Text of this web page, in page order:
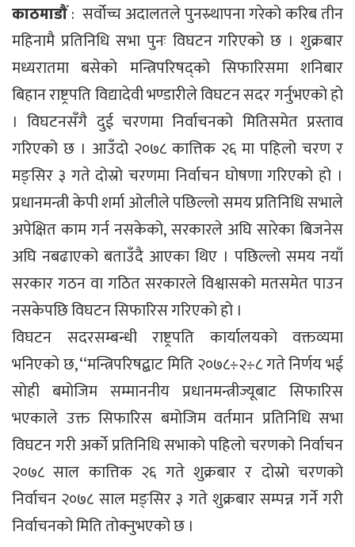
काठमाडौँ: सर्वोच्च अदालतले पुनस्र्थापना गरेको करिब तीन
महिनामै प्रतिनिधि सभा पुनः विघटन गरिएको छ । शुक्रबार
मध्यरातमा बसेको मन्त्रिपरिषद्को सिफारिसमा शनिबार
बिहान राष्ट्रपति विद्यादेवी भण्डारीले विघटन सदर गर्नुभएको हो
। विघटनसँगै दुई चरणमा निर्वाचनको मितिसमेत प्रस्ताव
गरिएको छ । आउँदो २०७८ कात्तिक २६ मा पहिलो चरण र
मङ्सिर ३ गते दोस्रो चरणमा निर्वाचन घोषणा गरिएको हो ।
प्रधानमन्त्री केपी शर्मा ओलीले पछिल्लो समय प्रतिनिधि सभाले
अपेक्षित काम गर्न नसकेको, सरकारले अघि सारेका बिजनेस
अघि नबढाएको बताउँदै आएका थिए । पछिल्लो समय नयाँ
सरकार गठन वा गठित सरकारले विश्वासको मतसमेत पाउन
नसकेपछि विघटन सिफारिस गरिएको हो ।
विघटन सदरसम्बन्धी राष्ट्रपति कार्यालयको वक्तव्यमा
भनिएको छ, ‘‘मन्त्रिपरिषद्बाट मिति २०७८÷२÷८ गते निर्णय भई
सोही बमोजिम सम्माननीय प्रधानमन्त्रीज्यूबाट सिफारिस
भएकाले उक्त सिफारिस बमोजिम वर्तमान प्रतिनिधि सभा
विघटन गरी अर्को प्रतिनिधि सभाको पहिलो चरणको निर्वाचन
२०७८ साल कात्तिक २६ गते शुक्रबार र दोस्रो चरणको
निर्वाचन २०७८ साल मङ्सिर ३ गते शुक्रबार सम्पन्न गर्ने गरी
निर्वाचनको मिति तोक्नुभएको छ ।